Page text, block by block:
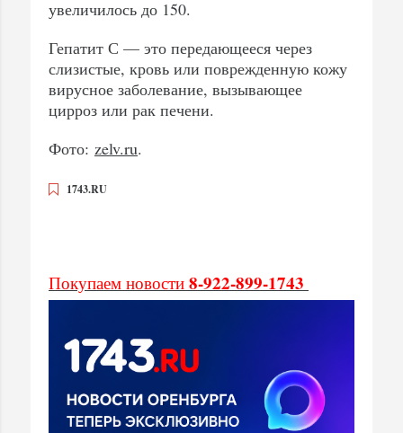
увеличилось до 150.
Гепатит С — это передающееся через
слизистые, кровь или поврежденную кожу
вирусное заболевание, вызывающее
цирроз или рак печени.
Фото: zelv.ru.
1743.RU
Покупаем новости 8-922-899-1743